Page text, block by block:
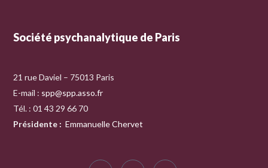
Société psychanalytique de Paris
21 rue Daviel – 75013 Paris
E-mail : spp@spp.asso.fr
Tél. : 01 43 29 66 70
Présidente : Emmanuelle Chervet